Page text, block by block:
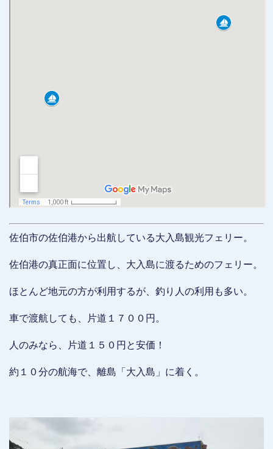
佐伯市の佐伯港から出航している大入島観光フェリー。
佐伯港の真正面に位置し、大入島に渡るためのフェリー。
ほとんど地元の方が利用するが、釣り人の利用も多い。
車で渡航しても、片道１７００円。
人のみなら、片道１５０円と安価！
約１０分の航海で、離島「大入島」に着く。